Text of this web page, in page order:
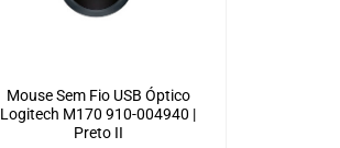
Mouse Sem Fio USB Óptico
Logitech M170 910-004940 |
Preto II